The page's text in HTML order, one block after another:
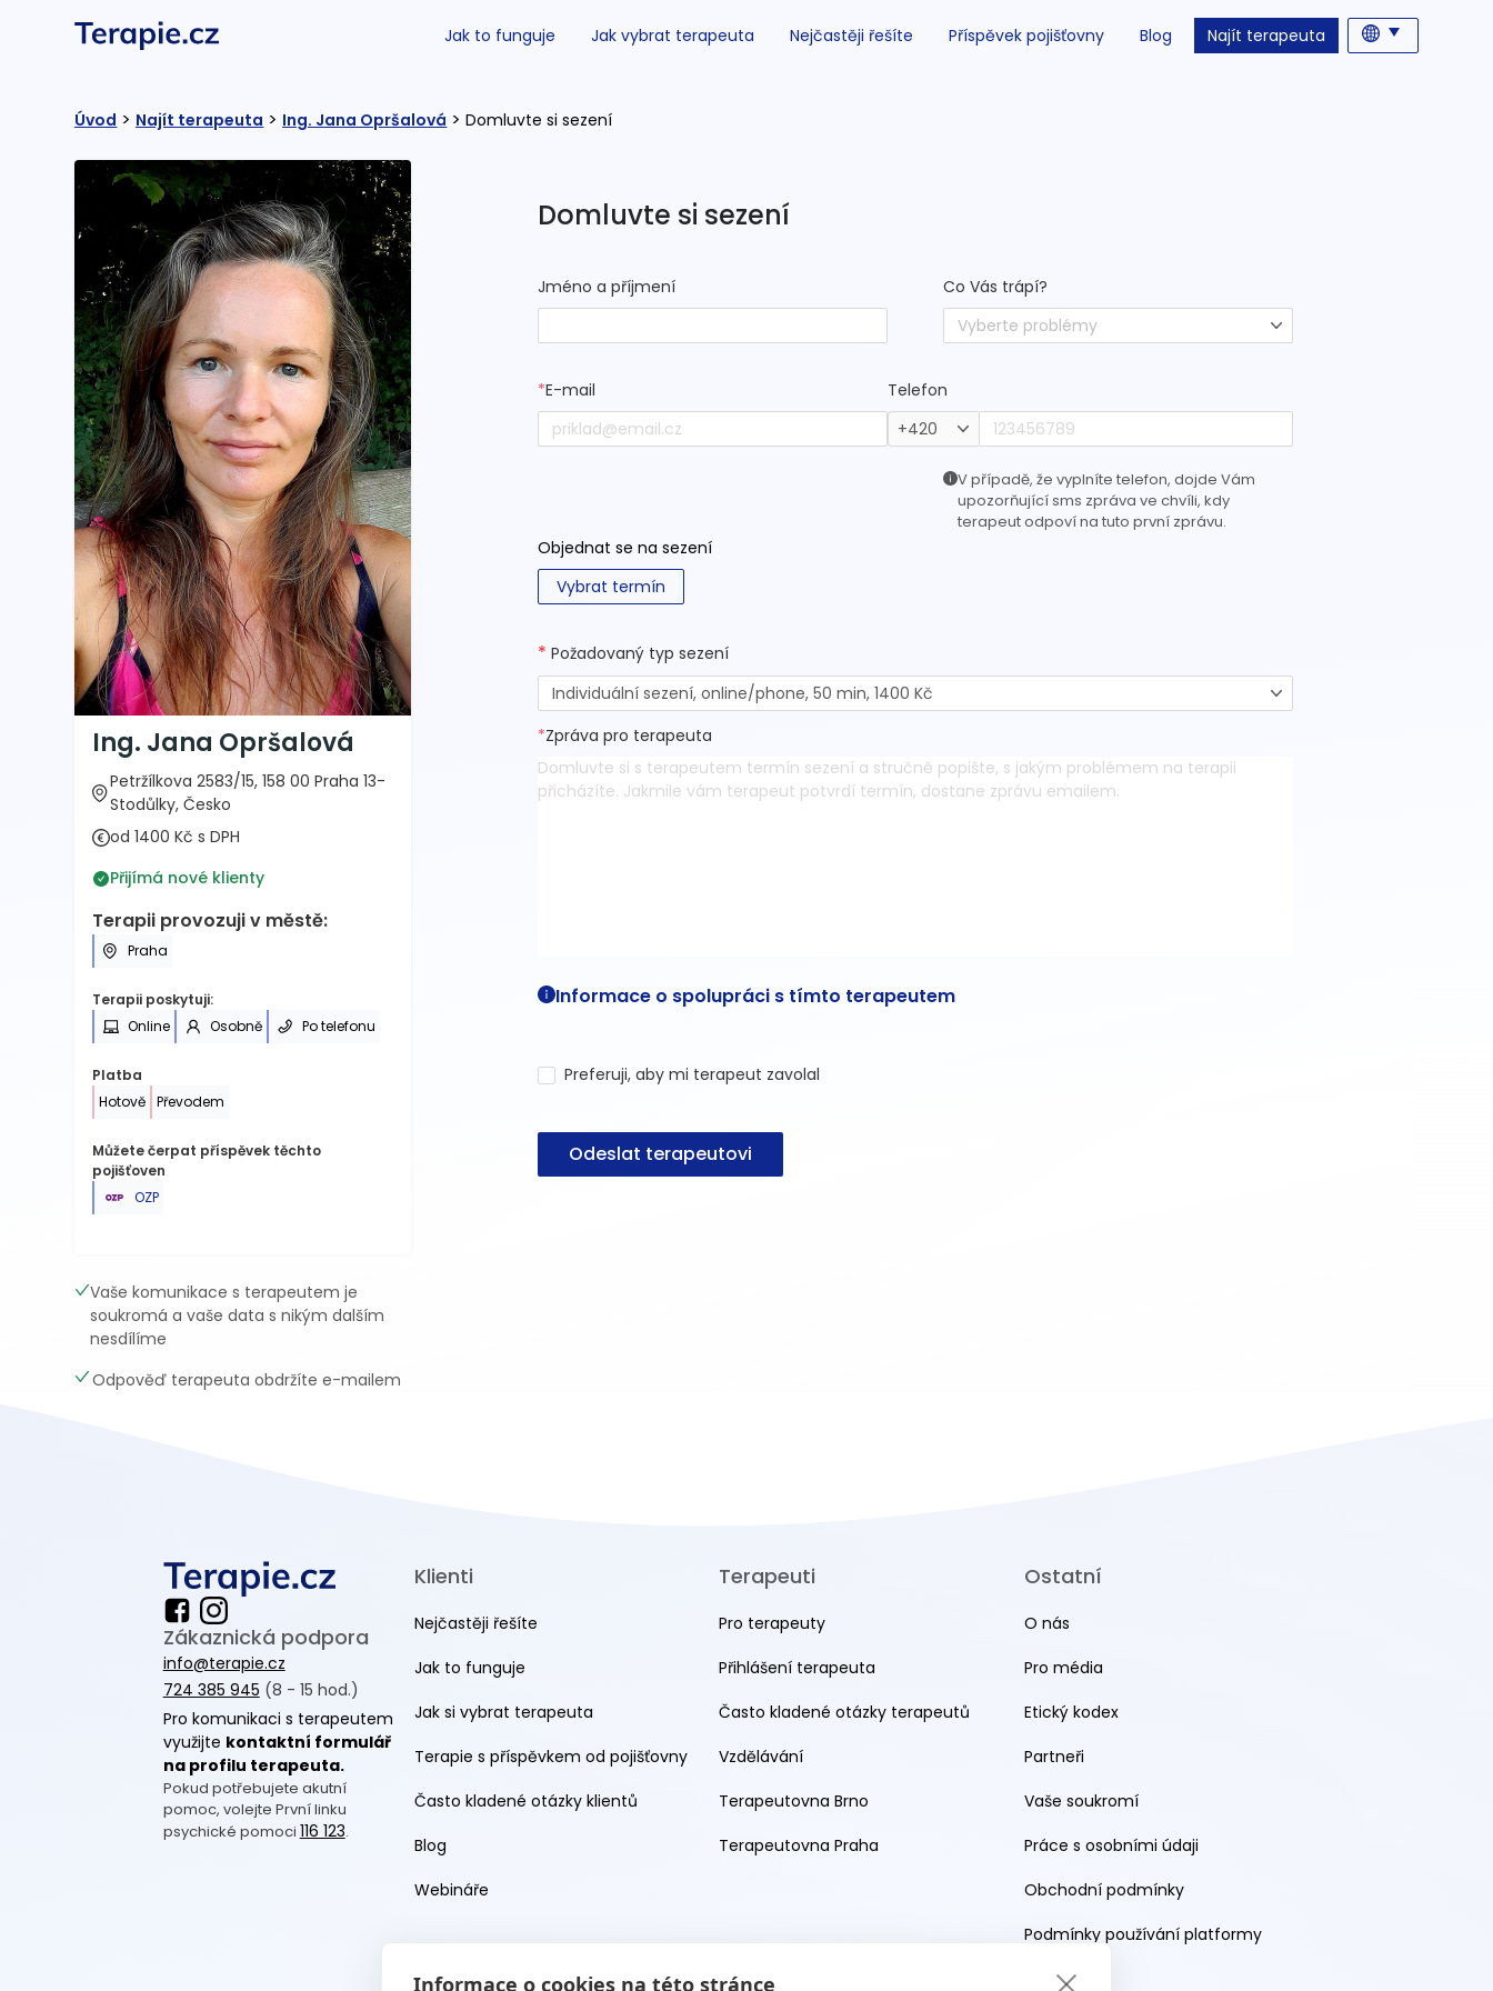
Informace o cookies na této stránce
Jak to funguje Jak vybrat terapeuta Nejčastěji řešíte Příspěvek pojišťovny Blog Najít terapeuta
Úvod > Najít terapeuta > Ing. Jana Opršalová > Domluvte si sezení
Ing. Jana Opršalová
Petržílkova 2583/15, 158 00 Praha 13-
Stodůlky, Česko
od 1400 Kč s DPH
Přijímá nové klienty
Terapii provozuji v městě:
Praha
Terapii poskytuji:
Online
Osobně Po telefonu
Platba
Hotově
Převodem
Můžete čerpat příspěvek těchto
pojišťoven
OZP
Vaše komunikace s terapeutem je
soukromá a vaše data s nikým dalším
nesdílíme
Odpověď terapeuta obdržíte e-mailem
Domluvte si sezení
Jméno a příjmení
Co Vás trápí?
Vyberte problémy
*E-mail
Telefon
+420
V případě, že vyplníte telefon, dojde Vám
upozorňující sms zpráva ve chvíli, kdy
terapeut odpoví na tuto první zprávu.
Objednat se na sezení
Vybrat termín
* Požadovaný typ sezení
Individuální sezení, online/phone, 50 min, 1400 Kč
*Zpráva pro terapeuta
Informace o spolupráci s tímto terapeutem
Preferuji, aby mi terapeut zavolal
Odeslat terapeutovi
Zákaznická podpora
info@terapie.cz
724 385 945 (8 - 15 hod.)
Pro komunikaci s terapeutem
využijte kontaktní formulář
na profilu terapeuta.
Pokud potřebujete akutní
pomoc, volejte První linku
psychické pomoci 116 123.
Klienti
Nejčastěji řešíte
Jak to funguje
Jak si vybrat terapeuta
Terapie s příspěvkem od pojišťovny
Často kladené otázky klientů
Blog
Webináře
Terapeuti
Pro terapeuty
Přihlášení terapeuta
Často kladené otázky terapeutů
Vzdělávání
Terapeutovna Brno
Terapeutovna Praha
Ostatní
O nás
Pro média
Etický kodex
Partneři
Vaše soukromí
Práce s osobními údaji
Obchodní podmínky
Podmínky používání platformy